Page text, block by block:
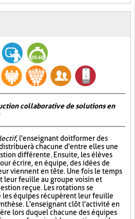
collaborative de solutions en
, l'enseignant doit former des
à chacune d'entre elles une
différente. Ensuite, les élèves
écrire, en équipe, des idées de
viennent en tête. Une fois le temps
leur feuille au groupe voisin et
reçue. Les rotations se
les équipes récupèrent leur feuille
L'enseignant clôt l'activité en
lors duquel chacune des équipes